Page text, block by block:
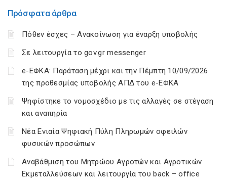
Πρόσφατα άρθρα
Πόθεν έσχες – Ανακοίνωση για έναρξη υποβολής
Σε λειτουργία το gov.gr messenger
e-ΕΦΚΑ: Παράταση μέχρι και την Πέμπτη 10/09/2026
της προθεσμίας υποβολής ΑΠΔ του e-ΕΦΚΑ
Ψηφίστηκε το νομοσχέδιο με τις αλλαγές σε στέγαση
και αναπηρία
Νέα Ενιαία Ψηφιακή Πύλη Πληρωμών οφειλών
φυσικών προσώπων
Αναβάθμιση του Μητρώου Αγροτών και Αγροτικών
Εκμεταλλεύσεων και λειτουργία του back – office